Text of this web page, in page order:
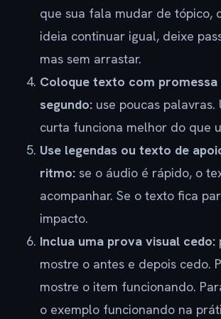
que sua fala mudar de tópico,
ideia continuar igual, deixe
mas sem arrastar.
Coloque texto com
segundo: use poucas palavras.
curta funciona melhor do que
Use legendas ou texto de
ritmo: se o áudio é rápido, o
acompanhar. Se o texto fica
impacto.
Inclua uma prova visual cedo:
mostre o antes e depois cedo.
mostre o item funcionando.
o exemplo funcionando na